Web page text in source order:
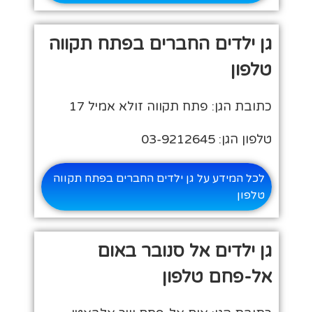
גן ילדים החברים בפתח תקווה
טלפון
כתובת הגן: פתח תקווה זולא אמיל 17
טלפון הגן: 03-9212645
לכל המידע על גן ילדים החברים בפתח תקווה
טלפון
גן ילדים אל סנובר באום
אל-פחם טלפון